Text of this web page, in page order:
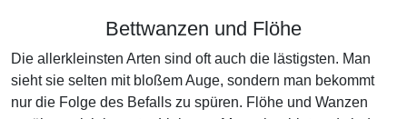
Bettwanzen und Flöhe
Die allerkleinsten Arten sind oft auch die lästigsten. Man
sieht sie selten mit bloßem Auge, sondern man bekommt
nur die Folge des Befalls zu spüren. Flöhe und Wanzen